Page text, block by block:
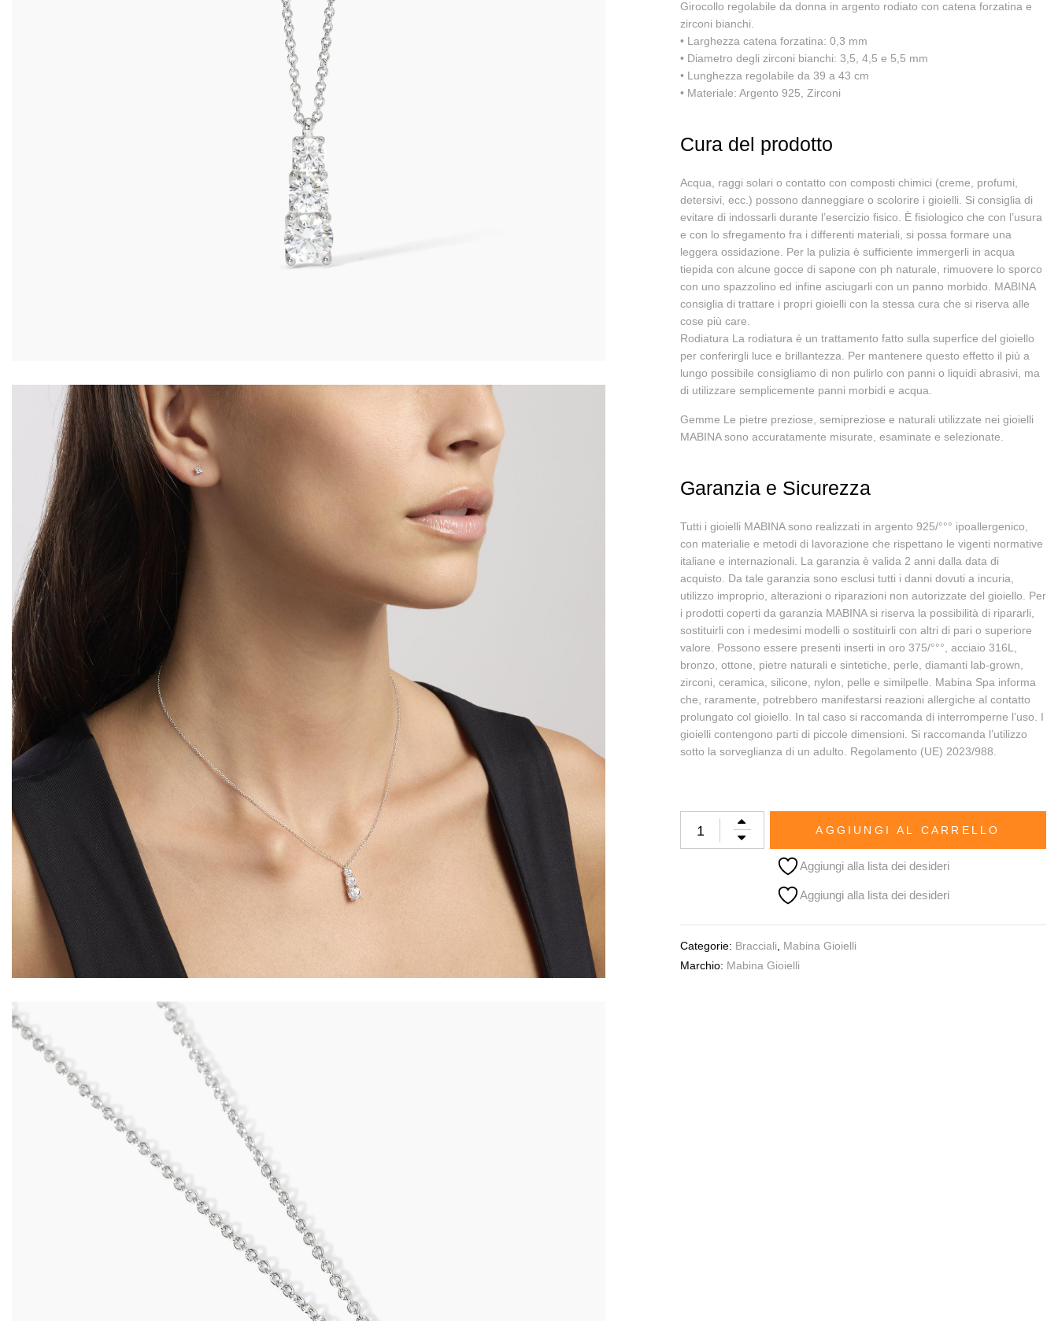
Girocollo regolabile da donna in argento rodiato con catena forzatina e
zirconi bianchi.
• Larghezza catena forzatina: 0,3 mm
• Diametro degli zirconi bianchi: 3,5, 4,5 e 5,5 mm
• Lunghezza regolabile da 39 a 43 cm
• Materiale: Argento 925, Zirconi
Cura del prodotto
Acqua, raggi solari o contatto con composti chimici (creme, profumi,
detersivi, ecc.) possono danneggiare o scolorire i gioielli. Si consiglia di
evitare di indossarli durante l’esercizio fisico. È fisiologico che con l’usura
e con lo sfregamento fra i differenti materiali, si possa formare una
leggera ossidazione. Per la pulizia è sufficiente immergerli in acqua
tiepida con alcune gocce di sapone con ph naturale, rimuovere lo sporco
con uno spazzolino ed infine asciugarli con un panno morbido. MABINA
consiglia di trattare i propri gioielli con la stessa cura che si riserva alle
cose più care.
Rodiatura La rodiatura è un trattamento fatto sulla superfice del gioiello
per conferirgli luce e brillantezza. Per mantenere questo effetto il più a
lungo possibile consigliamo di non pulirlo con panni o liquidi abrasivi, ma
di utilizzare semplicemente panni morbidi e acqua.
Gemme Le pietre preziose, semipreziose e naturali utilizzate nei gioielli
MABINA sono accuratamente misurate, esaminate e selezionate.
Garanzia e Sicurezza
Tutti i gioielli MABINA sono realizzati in argento 925/°°° ipoallergenico,
con materialie e metodi di lavorazione che rispettano le vigenti normative
italiane e internazionali. La garanzia è valida 2 anni dalla data di
acquisto. Da tale garanzia sono esclusi tutti i danni dovuti a incuria,
utilizzo improprio, alterazioni o riparazioni non autorizzate del gioiello. Per
i prodotti coperti da garanzia MABINA si riserva la possibilità di ripararli,
sostituirli con i medesimi modelli o sostituirli con altri di pari o superiore
valore. Possono essere presenti inserti in oro 375/°°°, acciaio 316L,
bronzo, ottone, pietre naturali e sintetiche, perle, diamanti lab-grown,
zirconi, ceramica, silicone, nylon, pelle e similpelle. Mabina Spa informa
che, raramente, potrebbero manifestarsi reazioni allergiche al contatto
prolungato col gioiello. In tal caso si raccomanda di interromperne l’uso. I
gioielli contengono parti di piccole dimensioni. Si raccomanda l’utilizzo
sotto la sorveglianza di un adulto. Regolamento (UE) 2023/988.
AGGIUNGI AL CARRELLO
Aggiungi alla lista dei desideri
Aggiungi alla lista dei desideri
Categorie: Bracciali
Mabina Gioielli
Marchio: Mabina Gioielli